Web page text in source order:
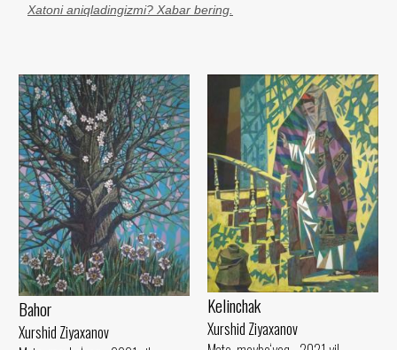
Xatoni aniqladingizmi? Xabar bering.
Bahor
Xurshid Ziyaxanov
Kelinchak
Xurshid Ziyaxanov